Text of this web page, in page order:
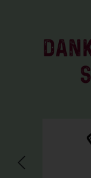
Bildergalerie